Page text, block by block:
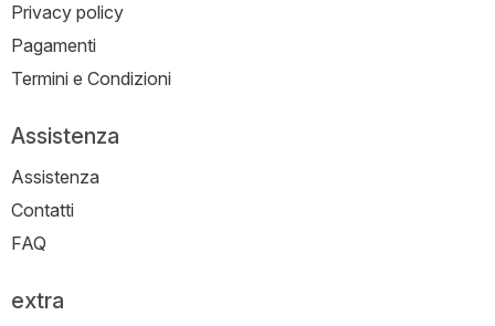
Privacy policy
Pagamenti
Termini e Condizioni
Assistenza
Assistenza
Contatti
FAQ
extra